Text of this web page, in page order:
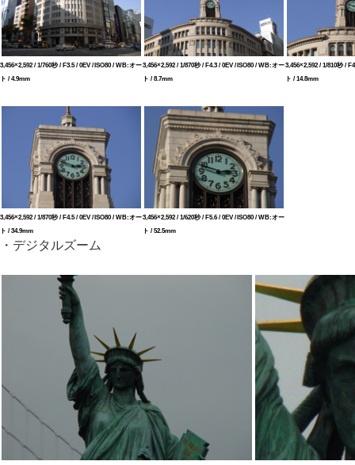
3,456×2,592 / 1/760秒 / F3.5 / 0EV / ISO80 / WB:オー
ト / 4.9mm
3,456×2,592 / 1/870秒 / F4.3 / 0EV / ISO80 / WB:オー
ト / 8.7mm
3,456×2,592 / 1/810秒 /
ト / 14.8mm
3,456×2,592 / 1/870秒 / F4.5 / 0EV / ISO80 / WB:オー
ト / 34.9mm
3,456×2,592 / 1/620秒 / F5.6 / 0EV / ISO80 / WB:オー
ト / 52.5mm
・デジタルズーム